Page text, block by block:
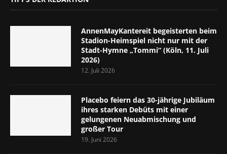
AnnenMayKantereit begeisterten beim
Stadion-Heimspiel nicht nur mit der
Stadt-Hymne „Tommi“ (Köln, 11. Juli
2026)
12. Juli 2026
Placebo feiern das 30-jährige Jubiläum
ihres starken Debüts mit einer
gelungenen Neuabmischung und
großer Tour
19. Juni 2026